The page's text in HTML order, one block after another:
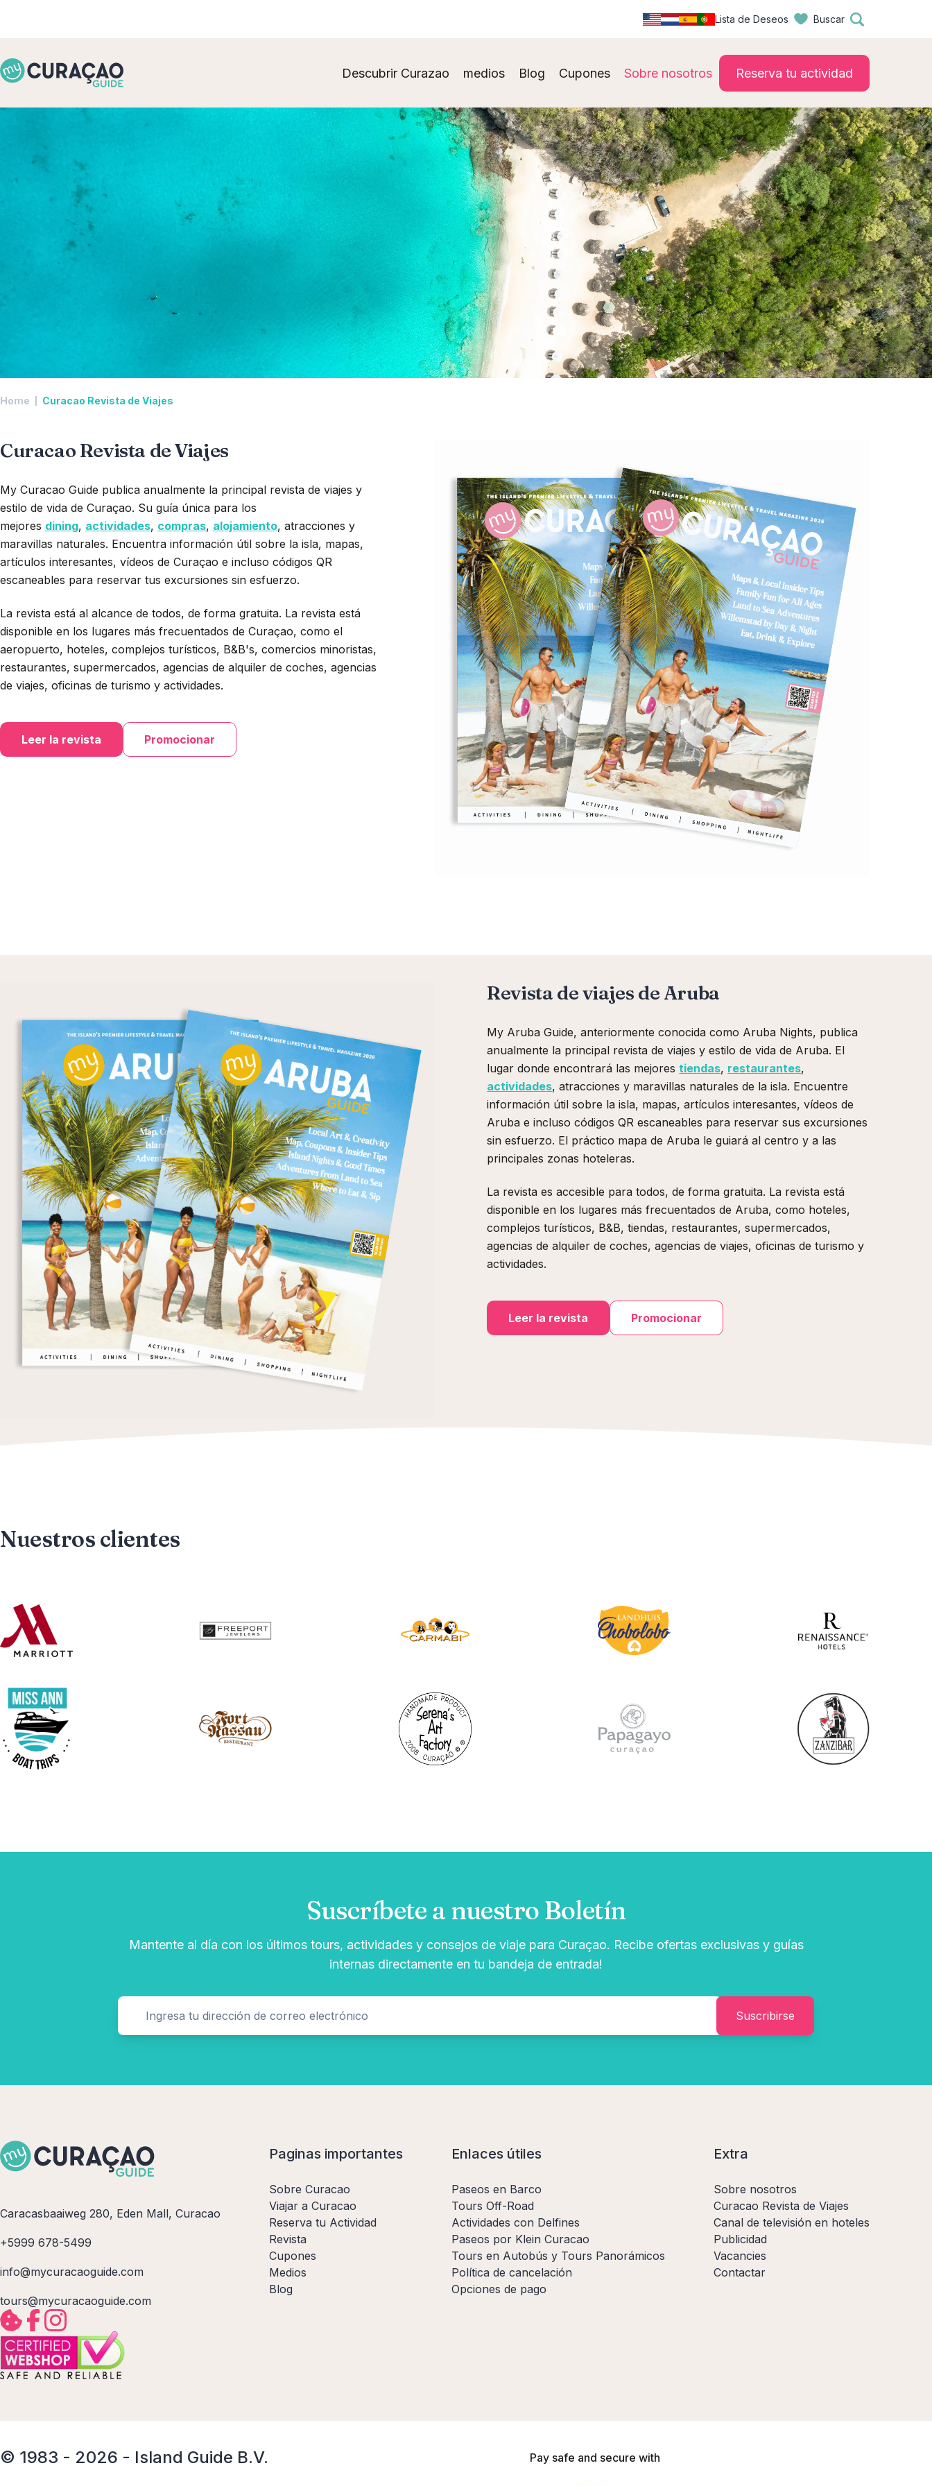
Lista de Deseos Buscar
Descubrir Curazao medios Blog Cupones Sobre nosotros Reserva tu actividad
Home Curacao Revista de Viajes
Curacao Revista de Viajes
My Curacao Guide publica anualmente la principal revista de viajes y
estilo de vida de Curaçao. Su guía única para los
mejores dining, actividades, compras, alojamiento, atracciones y
maravillas naturales. Encuentra información útil sobre la isla, mapas,
artículos interesantes, vídeos de Curaçao e incluso códigos QR
escaneables para reservar tus excursiones sin esfuerzo.
La revista está al alcance de todos, de forma gratuita. La revista está
disponible en los lugares más frecuentados de Curaçao, como el
aeropuerto, hoteles, complejos turísticos, B&B's, comercios minoristas,
restaurantes, supermercados, agencias de alquiler de coches, agencias
de viajes, oficinas de turismo y actividades.
Leer la revista Promocionar
Revista de viajes de Aruba
My Aruba Guide, anteriormente conocida como Aruba Nights, publica
anualmente la principal revista de viajes y estilo de vida de Aruba. El
lugar donde encontrará las mejorestiendas, restaurantes,
actividades, atracciones y maravillas naturales de la isla. Encuentre
información útil sobre la isla, mapas, artículos interesantes, vídeos de
Aruba e incluso códigos QR escaneables para reservar sus excursiones
sin esfuerzo. El práctico mapa de Aruba le guiará al centro y a las
principales zonas hoteleras.
La revista es accesible para todos, de forma gratuita. La revista está
disponible en los lugares más frecuentados de Aruba, como hoteles,
complejos turísticos, B&B, tiendas, restaurantes, supermercados,
agencias de alquiler de coches, agencias de viajes, oficinas de turismo y
actividades.
Leer la revista Promocionar
Nuestros clientes
Suscríbete a nuestro Boletín
Mantente al día con los últimos tours, actividades y consejos de viaje para Curaçao. Recibe ofertas exclusivas y guías
internas directamente en tu bandeja de entrada!
Suscribirse
Caracasbaaiweg 280, Eden Mall, Curacao
+5999 678-5499
info@mycuracaoguide.com
tours@mycuracaoguide.com
Paginas importantes
Sobre Curacao
Viajar a Curacao
Reserva tu Actividad
Revista
Cupones
Medios
Blog
Enlaces útiles
Paseos en Barco
Tours Off-Road
Actividades con Delfines
Paseos por Klein Curacao
Tours en Autobús y Tours Panorámicos
Política de cancelación
Opciones de pago
Extra
Sobre nosotros
Curacao Revista de Viajes
Canal de televisión en hoteles
Publicidad
Vacancies
Contactar
© 1983 - 2026 - Island Guide B.V. Pay safe and secure with